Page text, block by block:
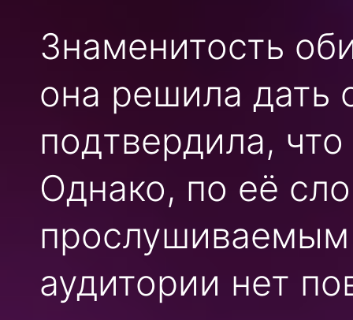
Знаменитость
она решила дать
подтвердила,
Однако, по её
аудитории нет